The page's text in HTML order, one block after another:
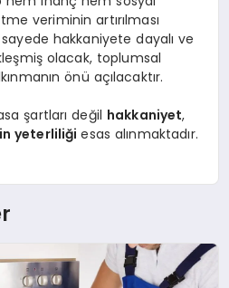
veriminin artırılması
hakkaniyete dayalı ve
olacak, toplumsal
önü açılacaktır.
şartları değil hakkaniyet,
yeterliliğiesas alınmaktadır.